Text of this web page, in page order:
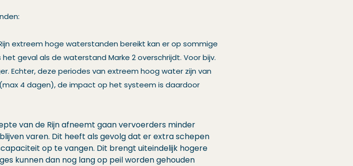
extreem hoge waterstanden bereikt kan er op sommige
geval als de waterstand Marke 2 overschrijdt. Voor bijv.
Echter, deze periodes van extreem hoog water zijn van
4 dagen), de impact op het systeem is daardoor
van de Rijn afneemt gaan vervoerders minder
varen. Dit heeft als gevolg dat er extra schepen
op te vangen. Dit brengt uiteindelijk hogere
kunnen dan nog lang op peil worden gehouden